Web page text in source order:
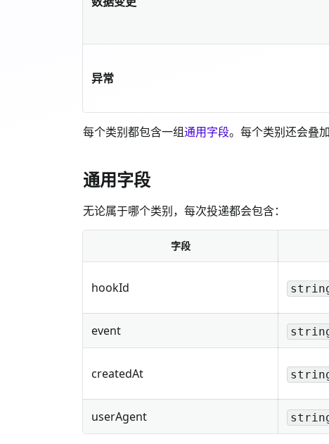
异常
每个类别都包含一组通用字段。每个类别还会叠
通用字段
无论属于哪个类别，每次投递都会包含：
字段
hookId
event
createdAt
userAgent